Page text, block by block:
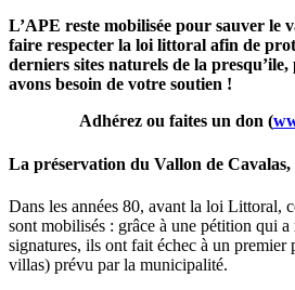
L’APE reste mobilisée pour sauver le
faire respecter la loi littoral afin de
derniers sites naturels de la
avons besoin de votre soutien !
Adhérez ou faites un don (
La préservation du Vallon de
Dans les années 80, avant la loi Littoral,
sont mobilisés : grâce à une pétition qui a
signatures, ils ont fait échec à un premier
villas) prévu par la municipalité.